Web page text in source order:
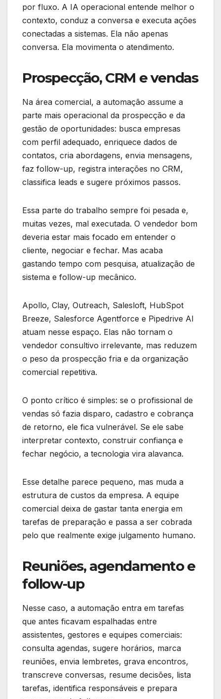
por fluxo. A IA operacional entende melhor o
contexto, conduz a conversa e executa ações
conectadas a sistemas. Ela não apenas
conversa. Ela movimenta o atendimento.
Prospecção, CRM e vendas
Na área comercial, a automação assume a
parte mais operacional da prospecção e da
gestão de oportunidades: busca empresas
com perfil adequado, enriquece dados de
contatos, cria abordagens, envia mensagens,
faz follow-up, registra interações no CRM,
classifica leads e sugere próximos passos.
Essa parte do trabalho sempre foi pesada e,
muitas vezes, mal executada. O vendedor bom
deveria estar mais focado em entender o
cliente, negociar e fechar. Mas acaba
gastando tempo com pesquisa, atualização de
sistema e follow-up mecânico.
Apollo, Clay, Outreach, Salesloft, HubSpot
Breeze, Salesforce Agentforce e Pipedrive AI
atuam nesse espaço. Elas não tornam o
vendedor consultivo irrelevante, mas reduzem
o peso da prospecção fria e da organização
comercial repetitiva.
O ponto crítico é simples: se o profissional de
vendas só fazia disparo, cadastro e cobrança
de retorno, ele fica vulnerável. Se ele sabe
interpretar contexto, construir confiança e
fechar negócio, a tecnologia vira alavanca.
Esse detalhe parece pequeno, mas muda a
estrutura de custos da empresa. A equipe
comercial deixa de gastar tanta energia em
tarefas de preparação e passa a ser cobrada
pelo que realmente exige julgamento humano.
Reuniões, agendamento e
follow-up
Nesse caso, a automação entra em tarefas
que antes ficavam espalhadas entre
assistentes, gestores e equipes comerciais:
consulta agendas, sugere horários, marca
reuniões, envia lembretes, grava encontros,
transcreve conversas, resume decisões, lista
tarefas, identifica responsáveis e prepara